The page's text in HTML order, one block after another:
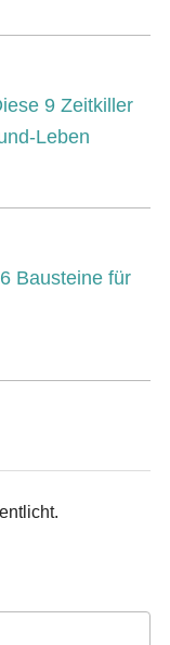
9 Zeitkiller
Leben
Bausteine für